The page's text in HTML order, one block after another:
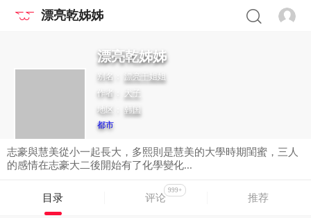
漂亮乾姊姊
漂亮乾姊姊
别名： 漂亮干姐姐
作者： 犬子
地区： 韩国
都市
志豪與慧美從小一起長大，多熙則是慧美的大學時期閨蜜，三人
的感情在志豪大二後開始有了化學變化...
目录 评论
999+
推荐